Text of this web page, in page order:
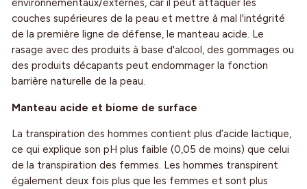
environnementaux/externes, car il peut attaquer les
couches supérieures de la peau et mettre à mal l'intégrité
de la première ligne de défense, le manteau acide. Le
rasage avec des produits à base d'alcool, des gommages ou
des produits décapants peut endommager la fonction
barrière naturelle de la peau.
Manteau acide et biome de surface
La transpiration des hommes contient plus d’acide lactique,
ce qui explique son pH plus faible (0,05 de moins) que celui
de la transpiration des femmes. Les hommes transpirent
également deux fois plus que les femmes et sont plus